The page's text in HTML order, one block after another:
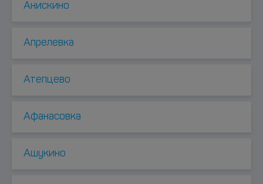
Анискино
Апрелевка
Атепцево
Афанасовка
Ашукино